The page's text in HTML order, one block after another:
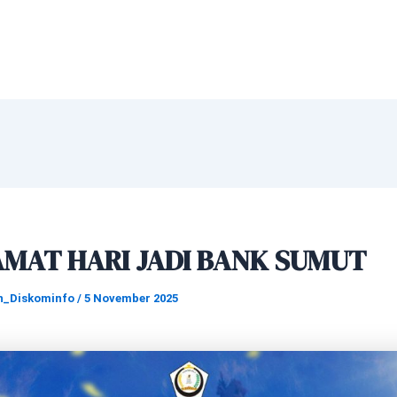
HARI JADI BANK SUMUT
/ 5 November 2025